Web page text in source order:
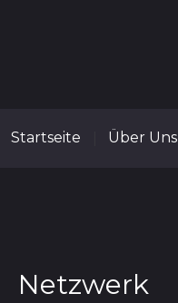
Startseite Über Uns
Netzwerk